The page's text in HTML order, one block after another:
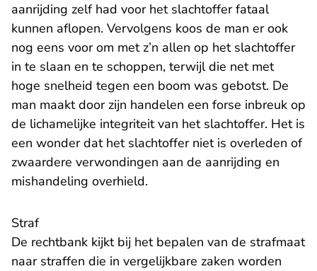
aanrijding zelf had voor het slachtoffer fataal
kunnen aflopen. Vervolgens koos de man er ook
nog eens voor om met z’n allen op het slachtoffer
in te slaan en te schoppen, terwijl die net met
hoge snelheid tegen een boom was gebotst. De
man maakt door zijn handelen een forse inbreuk op
de lichamelijke integriteit van het slachtoffer. Het is
een wonder dat het slachtoffer niet is overleden of
zwaardere verwondingen aan de aanrijding en
mishandeling overhield.
Straf
De rechtbank kijkt bij het bepalen van de strafmaat
naar straffen die in vergelijkbare zaken worden